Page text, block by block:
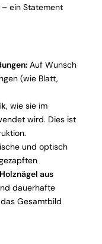
ein Statement
Auf Wunsch
(wie Blatt,
, wie sie im
wird. Dies ist
und optisch
Holznägel aus
dauerhafte
Gesamtbild